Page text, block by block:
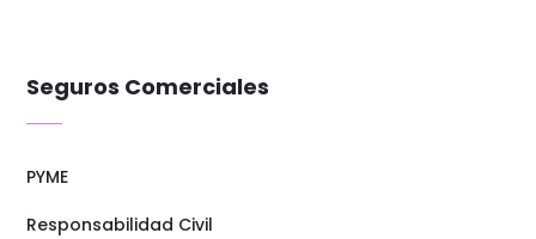
Seguros Comerciales
PYME
Responsabilidad Civil